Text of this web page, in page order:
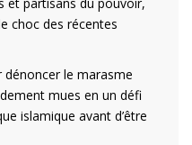
choc des récentes
dénoncer le marasme
mues en un défi
islamique avant d’être